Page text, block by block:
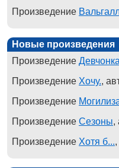
Произведение
Новые произведения
Произведение
Произведение Хочу.,
Произведение
Произведение Сезоны,
Произведение Хотя б...